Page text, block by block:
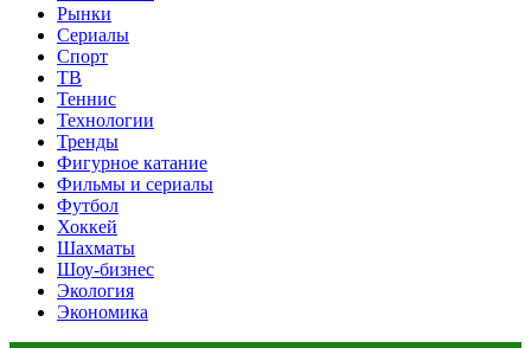
Рынки
Сериалы
Спорт
ТВ
Теннис
Технологии
Тренды
Фигурное катание
Фильмы и сериалы
Футбол
Хоккей
Шахматы
Шоу-бизнес
Экология
Экономика